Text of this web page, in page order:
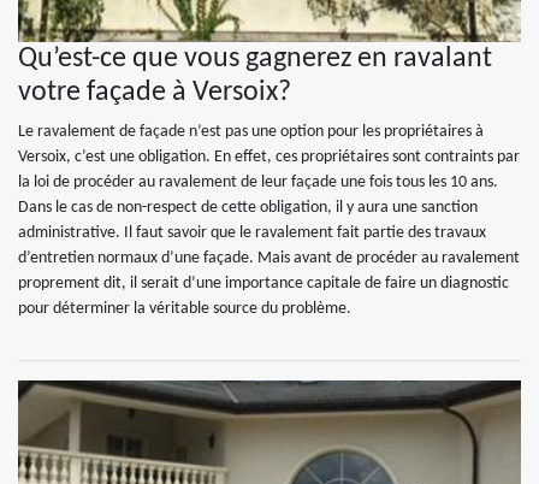
Qu’est-ce que vous gagnerez en ravalant
votre façade à Versoix?
Le ravalement de façade n’est pas une option pour les propriétaires à
Versoix, c’est une obligation. En effet, ces propriétaires sont contraints par
la loi de procéder au ravalement de leur façade une fois tous les 10 ans.
Dans le cas de non-respect de cette obligation, il y aura une sanction
administrative. Il faut savoir que le ravalement fait partie des travaux
d’entretien normaux d’une façade. Mais avant de procéder au ravalement
proprement dit, il serait d’une importance capitale de faire un diagnostic
pour déterminer la véritable source du problème.